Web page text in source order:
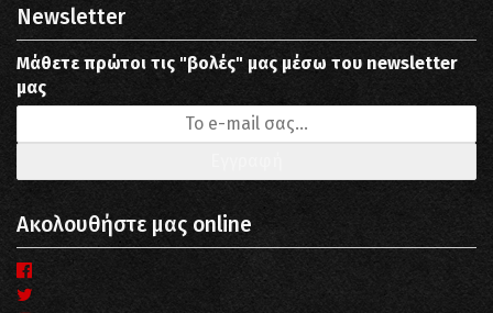
Newsletter
Μάθετε πρώτοι τις "βολές" μας μέσω του newsletter
μας
Ακολουθήστε μας online